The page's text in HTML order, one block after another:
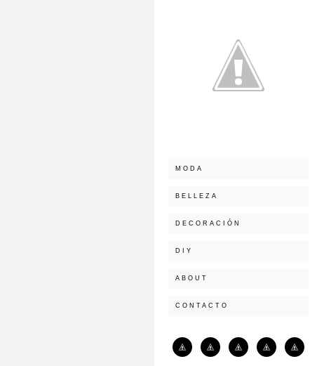
MODA
BELLEZA
DECORACIÓN
DIY
ABOUT
CONTACTO